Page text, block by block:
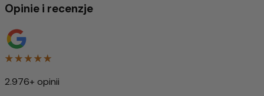
Opinie i recenzje
2.976+ opinii